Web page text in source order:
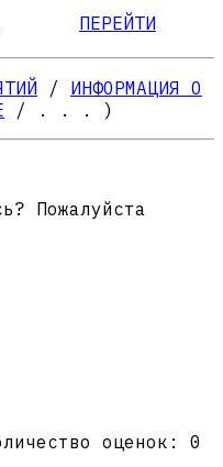
ПЕРЕЙТИ
/ ИНФОРМАЦИЯ О
/ . . . )
Пожалуйста
оценок: 0